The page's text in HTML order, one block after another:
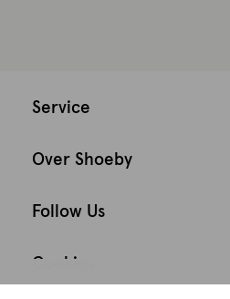
Service
Over Shoeby
Follow Us
Cookies